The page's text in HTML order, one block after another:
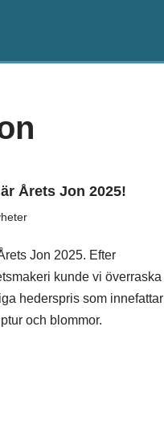
Årets Jon 2025!
Jon 2025. Efter
kunde vi överraska
hederspris som innefattar
och blommor.